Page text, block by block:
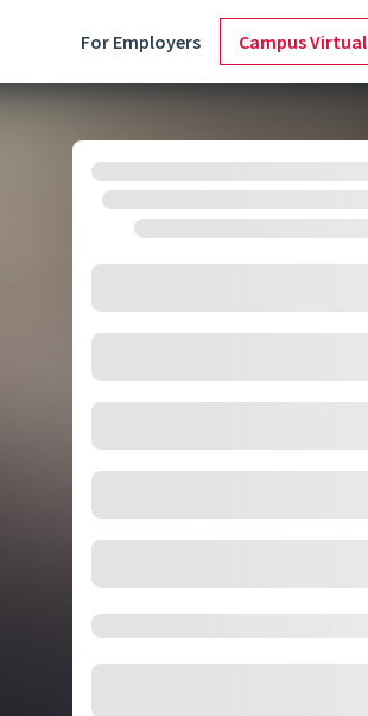
For Employers Campus Virtual